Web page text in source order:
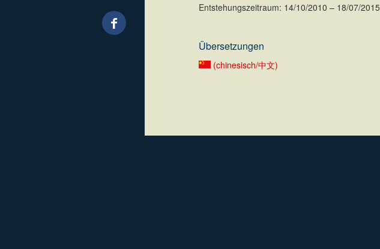
Entstehungszeitraum: 14/10/2010 – 18/07/2015
Übersetzungen
(chinesisch/中文)